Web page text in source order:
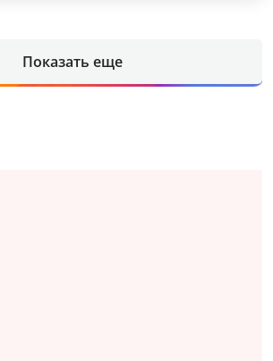
Показать еще